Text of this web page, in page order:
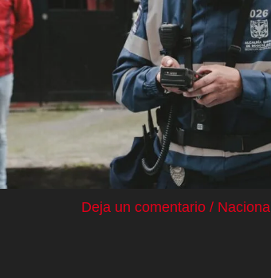
Deja un comentario / Nacional